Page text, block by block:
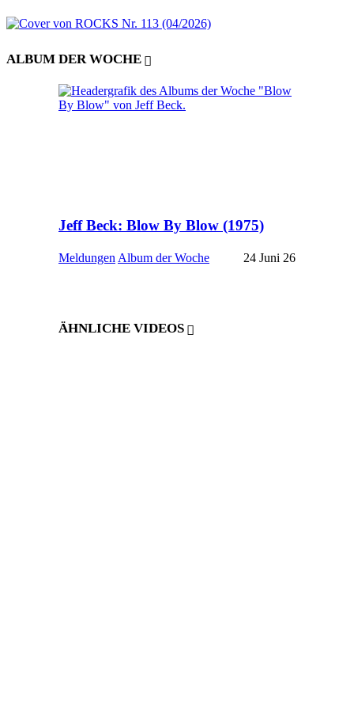
ALBUM DER WOCHE
Jeff Beck: Blow By Blow (1975)
Meldungen Album der Woche 24 Juni 26
ÄHNLICHE VIDEOS